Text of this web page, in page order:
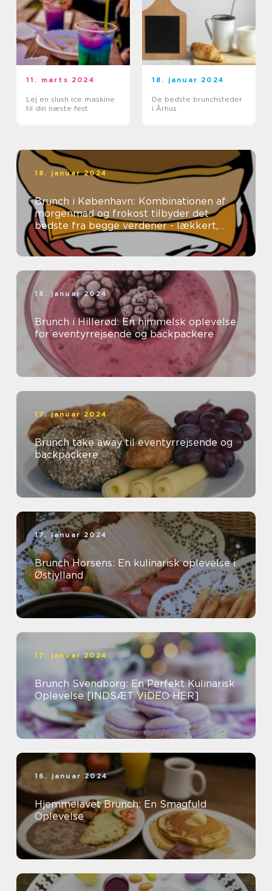
11. marts 2024
Lej en slush ice maskine
til din næste fest
18. januar 2024
De bedste brunchsteder
i Århus
18. januar 2024
Brunch i København: Kombinationen af
morgenmad og frokost tilbyder det
bedste fra begge verdener - lækkert,
tilfredsstillende mad uden en fastlagt
spi...
18. januar 2024
Brunch i Hillerød: En himmelsk oplevelse
for eventyrrejsende og backpackere
17. januar 2024
Brunch take away til eventyrrejsende og
backpackere
17. januar 2024
Brunch Horsens: En kulinarisk oplevelse i
Østjylland
17. januar 2024
Brunch Svendborg: En Perfekt Kulinarisk
Oplevelse [INDSÆT VIDEO HER]
16. januar 2024
Hjemmelavet Brunch: En Smagfuld
Oplevelse